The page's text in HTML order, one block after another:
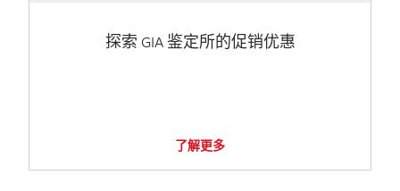
探索 GIA 鉴定所的促销优惠
了解更多